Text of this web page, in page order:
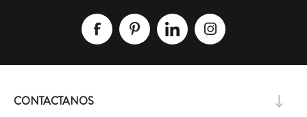
CONTACTANOS